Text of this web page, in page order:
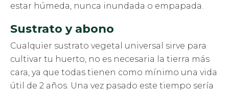
estar húmeda, nunca inundada o empapada.
Sustrato y abono
Cualquier sustrato vegetal universal sirve para
cultivar tu huerto, no es necesaria la tierra más
cara, ya que todas tienen como mínimo una vida
útil de 2 años. Una vez pasado este tiempo sería